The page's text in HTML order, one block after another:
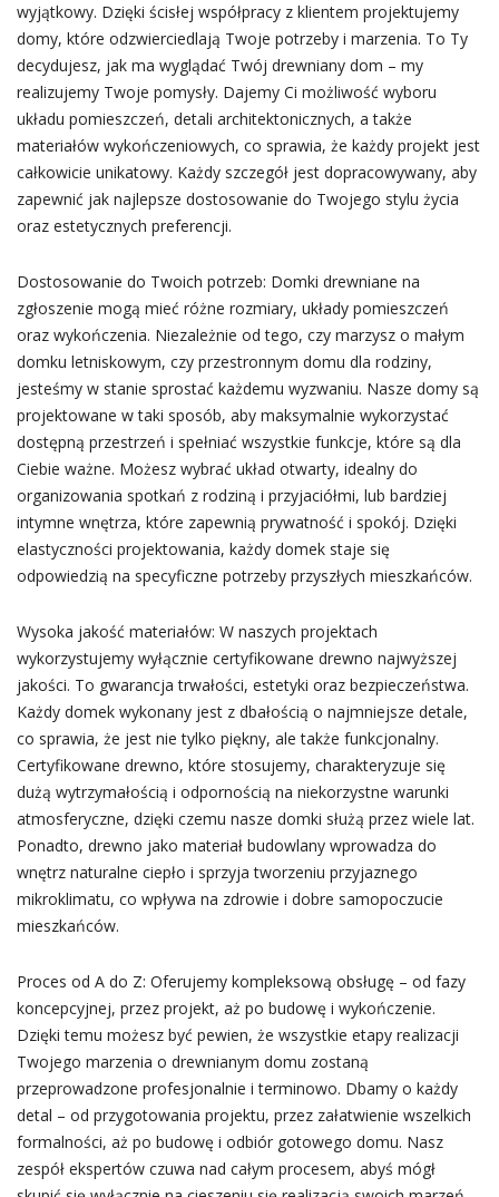
wyjątkowy. Dzięki ścisłej współpracy z klientem projektujemy
domy, które odzwierciedlają Twoje potrzeby i marzenia. To Ty
decydujesz, jak ma wyglądać Twój drewniany dom – my
realizujemy Twoje pomysły. Dajemy Ci możliwość wyboru
układu pomieszczeń, detali architektonicznych, a także
materiałów wykończeniowych, co sprawia, że każdy projekt jest
całkowicie unikatowy. Każdy szczegół jest dopracowywany, aby
zapewnić jak najlepsze dostosowanie do Twojego stylu życia
oraz estetycznych preferencji.
Dostosowanie do Twoich potrzeb: Domki drewniane na
zgłoszenie mogą mieć różne rozmiary, układy pomieszczeń
oraz wykończenia. Niezależnie od tego, czy marzysz o małym
domku letniskowym, czy przestronnym domu dla rodziny,
jesteśmy w stanie sprostać każdemu wyzwaniu. Nasze domy są
projektowane w taki sposób, aby maksymalnie wykorzystać
dostępną przestrzeń i spełniać wszystkie funkcje, które są dla
Ciebie ważne. Możesz wybrać układ otwarty, idealny do
organizowania spotkań z rodziną i przyjaciółmi, lub bardziej
intymne wnętrza, które zapewnią prywatność i spokój. Dzięki
elastyczności projektowania, każdy domek staje się
odpowiedzią na specyficzne potrzeby przyszłych mieszkańców.
Wysoka jakość materiałów: W naszych projektach
wykorzystujemy wyłącznie certyfikowane drewno najwyższej
jakości. To gwarancja trwałości, estetyki oraz bezpieczeństwa.
Każdy domek wykonany jest z dbałością o najmniejsze detale,
co sprawia, że jest nie tylko piękny, ale także funkcjonalny.
Certyfikowane drewno, które stosujemy, charakteryzuje się
dużą wytrzymałością i odpornością na niekorzystne warunki
atmosferyczne, dzięki czemu nasze domki służą przez wiele lat.
Ponadto, drewno jako materiał budowlany wprowadza do
wnętrz naturalne ciepło i sprzyja tworzeniu przyjaznego
mikroklimatu, co wpływa na zdrowie i dobre samopoczucie
mieszkańców.
Proces od A do Z: Oferujemy kompleksową obsługę – od fazy
koncepcyjnej, przez projekt, aż po budowę i wykończenie.
Dzięki temu możesz być pewien, że wszystkie etapy realizacji
Twojego marzenia o drewnianym domu zostaną
przeprowadzone profesjonalnie i terminowo. Dbamy o każdy
detal – od przygotowania projektu, przez załatwienie wszelkich
formalności, aż po budowę i odbiór gotowego domu. Nasz
zespół ekspertów czuwa nad całym procesem, abyś mógł